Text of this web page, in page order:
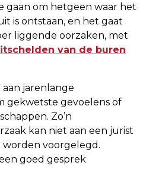
gaan om hetgeen waar het
is ontstaan, en het gaat
liggende oorzaken, met
van de buren
jarenlange
gekwetste gevoelens of
Zo’n
kan niet aan een jurist
voorgelegd.
goed gesprek